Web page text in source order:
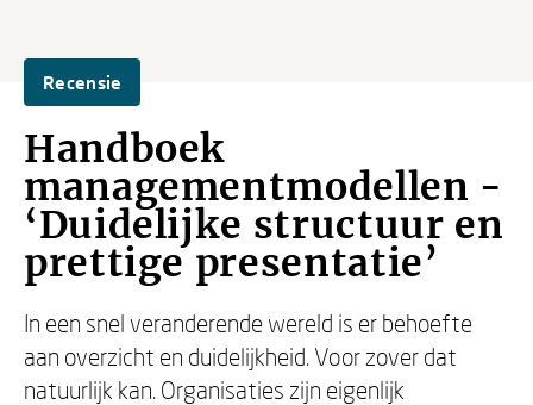
Recensie
Handboek
managementmodellen -
‘Duidelijke structuur en
prettige presentatie’
In een snel veranderende wereld is er behoefte
aan overzicht en duidelijkheid. Voor zover dat
natuurlijk kan. Organisaties zijn eigenlijk